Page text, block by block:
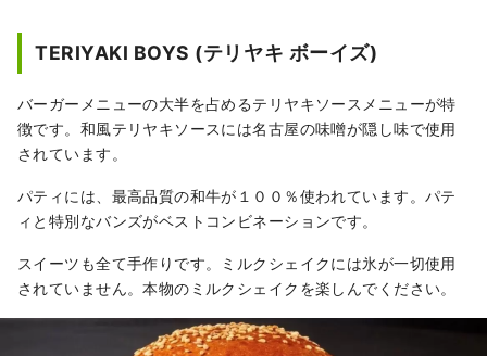
TERIYAKI BOYS (テリヤキ ボーイズ)
バーガーメニューの大半を占めるテリヤキソースメニューが特
徴です。和風テリヤキソースには名古屋の味噌が隠し味で使用
されています。
パティには、最高品質の和牛が１００％使われています。パテ
ィと特別なバンズがベストコンビネーションです。
スイーツも全て手作りです。ミルクシェイクには氷が一切使用
されていません。本物のミルクシェイクを楽しんでください。